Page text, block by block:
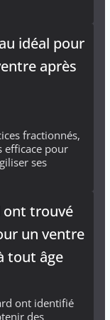
idéal pour
après
fractionnés,
efficace pour
ses
ont trouvé
un ventre
tout âge
ont identifié
des